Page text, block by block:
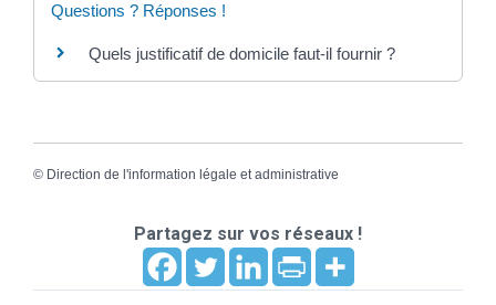
Questions ? Réponses !
Quels justificatif de domicile faut-il fournir ?
© Direction de l'information légale et administrative
Partagez sur vos réseaux !